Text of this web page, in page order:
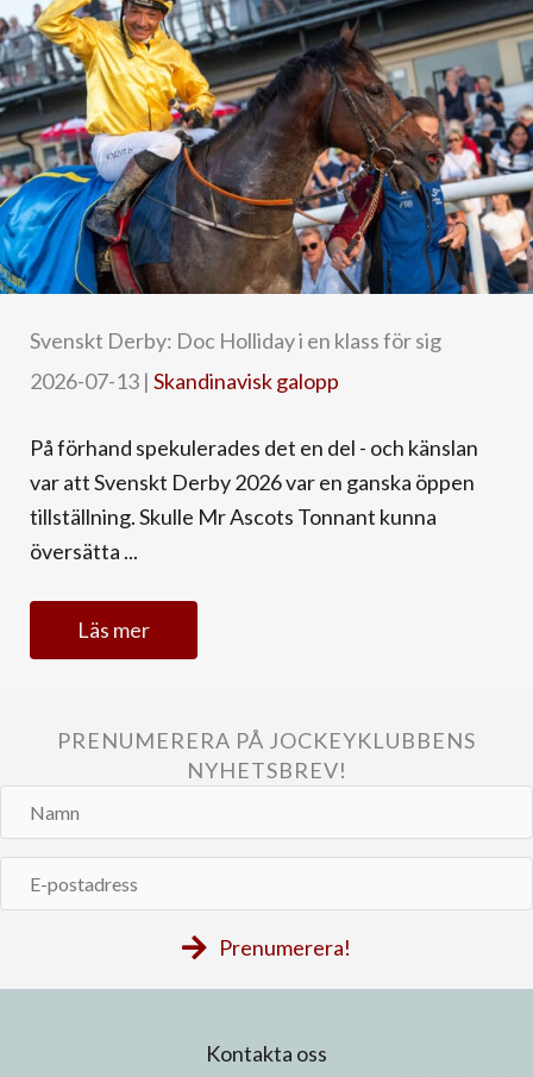
Svenskt Derby: Doc Holliday i en klass för sig
2026-07-13 | Skandinavisk galopp
På förhand spekulerades det en del - och känslan
var att Svenskt Derby 2026 var en ganska öppen
tillställning. Skulle Mr Ascots Tonnant kunna
översätta ...
Läs mer
PRENUMERERA PÅ JOCKEYKLUBBENS
NYHETSBREV!
Namn
postadress
Prenumerera!
Kontakta oss